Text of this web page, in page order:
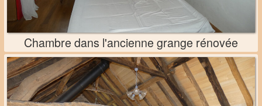
Chambre dans l'ancienne grange rénovée